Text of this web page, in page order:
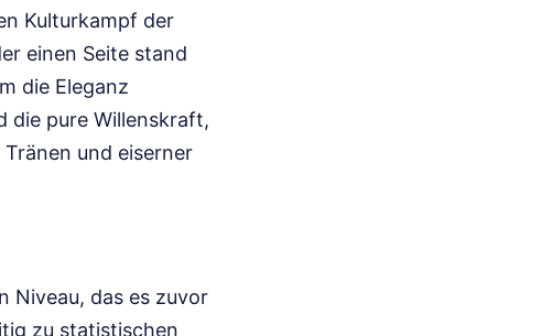
Kulturkampf der
einen Seite stand
die Eleganz
die pure Willenskraft,
und eiserner
Niveau, das es zuvor
zu statistischen